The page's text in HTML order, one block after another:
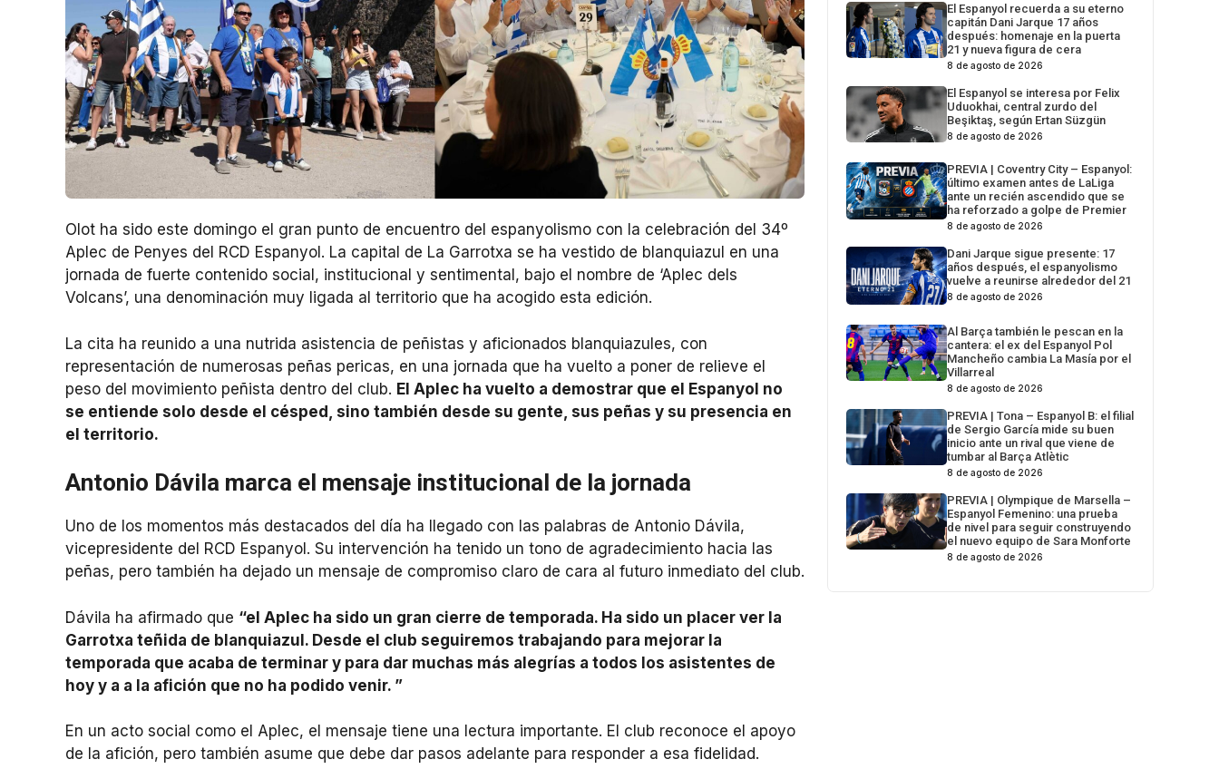
Olot ha sido este domingo el gran punto de encuentro del espanyolismo con la celebración del 34º
Aplec de Penyes del RCD Espanyol. La capital de La Garrotxa se ha vestido de blanquiazul en una
jornada de fuerte contenido social, institucional y sentimental, bajo el nombre de ‘Aplec dels
Volcans’, una denominación muy ligada al territorio que ha acogido esta edición.
La cita ha reunido a una nutrida asistencia de peñistas y aficionados blanquiazules, con
representación de numerosas peñas pericas, en una jornada que ha vuelto a poner de relieve el
peso del movimiento peñista dentro del club. El Aplec ha vuelto a demostrar que el Espanyol no
se entiende solo desde el césped, sino también desde su gente, sus peñas y su presencia en
el territorio.
Antonio Dávila marca el mensaje institucional de la jornada
Uno de los momentos más destacados del día ha llegado con las palabras de Antonio Dávila,
vicepresidente del RCD Espanyol. Su intervención ha tenido un tono de agradecimiento hacia las
peñas, pero también ha dejado un mensaje de compromiso claro de cara al futuro inmediato del club.
Dávila ha afirmado que “el Aplec ha sido un gran cierre de temporada. Ha sido un placer ver la
Garrotxa teñida de blanquiazul. Desde el club seguiremos trabajando para mejorar la
temporada que acaba de terminar y para dar muchas más alegrías a todos los asistentes de
hoy y a a la afición que no ha podido venir. ”
En un acto social como el Aplec, el mensaje tiene una lectura importante. El club reconoce el apoyo
de la afición, pero también asume que debe dar pasos adelante para responder a esa fidelidad.
El Espanyol recuerda a su eterno
capitán Dani Jarque 17 años
después: homenaje en la puerta
21 y nueva figura de cera
8 de agosto de 2026
El Espanyol se interesa por Felix
Uduokhai, central zurdo del
Beşiktaş, según Ertan Süzgün
8 de agosto de 2026
PREVIA | Coventry City – Espanyol:
último examen antes de LaLiga
ante un recién ascendido que se
ha reforzado a golpe de Premier
8 de agosto de 2026
Dani Jarque sigue presente: 17
años después, el espanyolismo
vuelve a reunirse alrededor del 21
8 de agosto de 2026
Al Barça también le pescan en la
cantera: el ex del Espanyol Pol
Mancheño cambia La Masía por el
Villarreal
8 de agosto de 2026
PREVIA | Tona – Espanyol B: el filial
de Sergio García mide su buen
inicio ante un rival que viene de
tumbar al Barça Atlètic
8 de agosto de 2026
PREVIA | Olympique de Marsella –
Espanyol Femenino: una prueba
de nivel para seguir construyendo
el nuevo equipo de Sara Monforte
8 de agosto de 2026